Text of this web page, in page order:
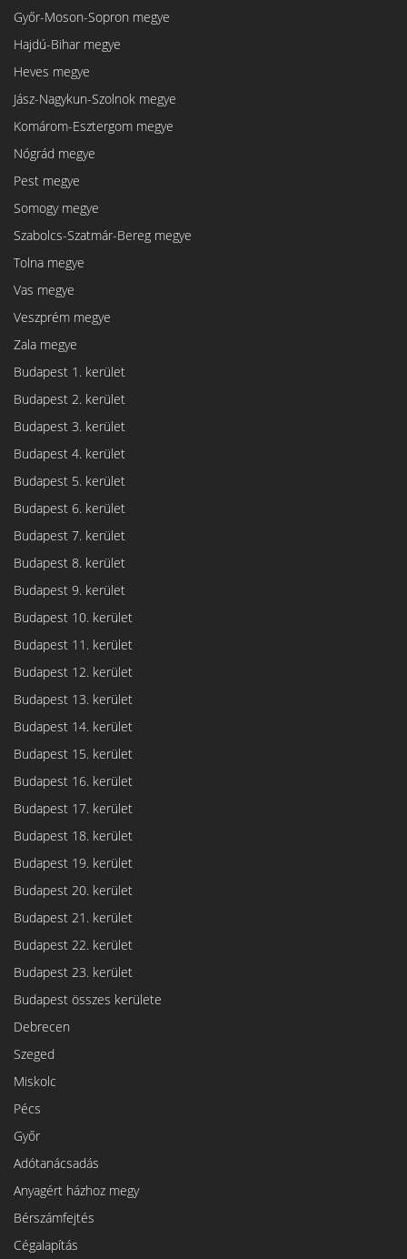
Győr-Moson-Sopron megye
Hajdú-Bihar megye
Heves megye
Jász-Nagykun-Szolnok megye
Komárom-Esztergom megye
Nógrád megye
Pest megye
Somogy megye
Szabolcs-Szatmár-Bereg megye
Tolna megye
Vas megye
Veszprém megye
Zala megye
Budapest 1. kerület
Budapest 2. kerület
Budapest 3. kerület
Budapest 4. kerület
Budapest 5. kerület
Budapest 6. kerület
Budapest 7. kerület
Budapest 8. kerület
Budapest 9. kerület
Budapest 10. kerület
Budapest 11. kerület
Budapest 12. kerület
Budapest 13. kerület
Budapest 14. kerület
Budapest 15. kerület
Budapest 16. kerület
Budapest 17. kerület
Budapest 18. kerület
Budapest 19. kerület
Budapest 20. kerület
Budapest 21. kerület
Budapest 22. kerület
Budapest 23. kerület
Budapest összes kerülete
Debrecen
Szeged
Miskolc
Pécs
Győr
Adótanácsadás
Anyagért házhoz megy
Bérszámfejtés
Cégalapítás